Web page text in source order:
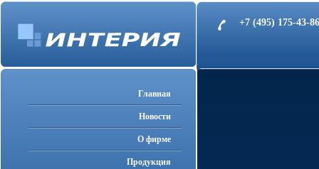
+7 (495) 175-43-
Главная
Новости
О фирме
Продукция